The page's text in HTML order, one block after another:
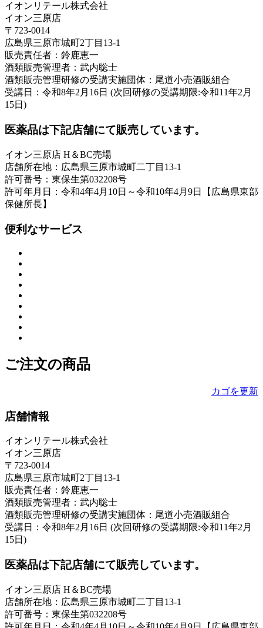
イオンリテール株式会社
イオン三原店
〒723-0014
広島県三原市城町2丁目13-1
販売責任者：鈴鹿恵一
酒類販売管理者：武内聡士
酒類販売管理研修の受講実施団体：尾道小売酒販組合
受講日：令和8年2月16日 (次回研修の受講期限:令和11年2月
15日)
医薬品は下記店舗にて販売しています。
イオン三原店 H＆BC売場
店舗所在地：広島県三原市城町二丁目13-1
許可番号：東保生第032208号
許可年月日：令和4年4月10日～令和10年4月9日【広島県東部
保健所長】
便利なサービス
ご注文の商品
カゴを更新
店舗情報
イオンリテール株式会社
イオン三原店
〒723-0014
広島県三原市城町2丁目13-1
販売責任者：鈴鹿恵一
酒類販売管理者：武内聡士
酒類販売管理研修の受講実施団体：尾道小売酒販組合
受講日：令和8年2月16日 (次回研修の受講期限:令和11年2月
15日)
医薬品は下記店舗にて販売しています。
イオン三原店 H＆BC売場
店舗所在地：広島県三原市城町二丁目13-1
許可番号：東保生第032208号